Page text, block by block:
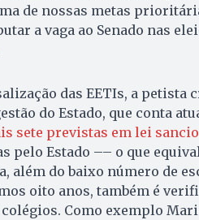
de nossas metas
a vaga ao Senado nas
das EETIs, a petista
do Estado, que conta
sete previstas em lei
pelo Estado –– o que
além do baixo número de
oito anos, também é
Como exemplo